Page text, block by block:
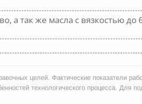
а так же масла с вязкостью до
целей. Фактические показатели
технологического процесса. Для